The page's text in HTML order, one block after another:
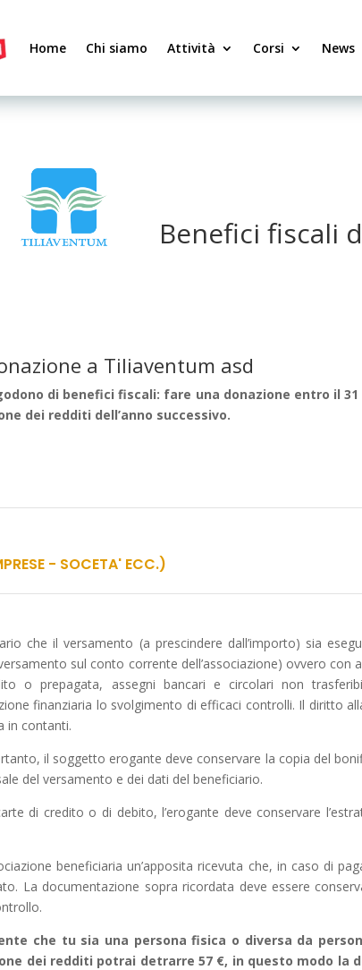
Home Chi siamo Attività Corsi News
Benefici fiscali
a Tiliaventum asd
di benefici fiscali: fare una donazione entro il
dei redditi dell’anno successivo.
- SOCETA' ECC.)
che il versamento (a prescindere dall’importo) sia
sul conto corrente dell’associazione) ovvero con
o prepagata, assegni bancari e circolari non
finanziaria lo svolgimento di efficaci controlli. Il diritto
in contanti.
il soggetto erogante deve conservare la copia del
del versamento e dei dati del beneficiario.
di credito o di debito, l’erogante deve conservare
beneficiaria un’apposita ricevuta che, in caso di
La documentazione sopra ricordata deve essere
che tu sia una persona fisica o diversa da
dei redditi potrai detrarre 57 €, in questo modo la